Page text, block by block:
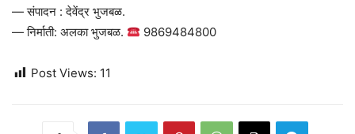
— संपादन : देवेंद्र भुजबळ.
— निर्माती: अलका भुजबळ.
9869484800
Post Views: 11